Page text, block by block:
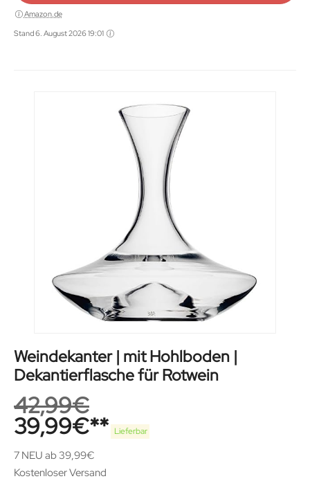
Amazon.de
Stand 6. August 2026 19:01
Weindekanter | mit Hohlboden |
Dekantierflasche für Rotwein
42,99€
39,99€ Lieferbar
7 NEU ab 39,99€
Kostenloser Versand